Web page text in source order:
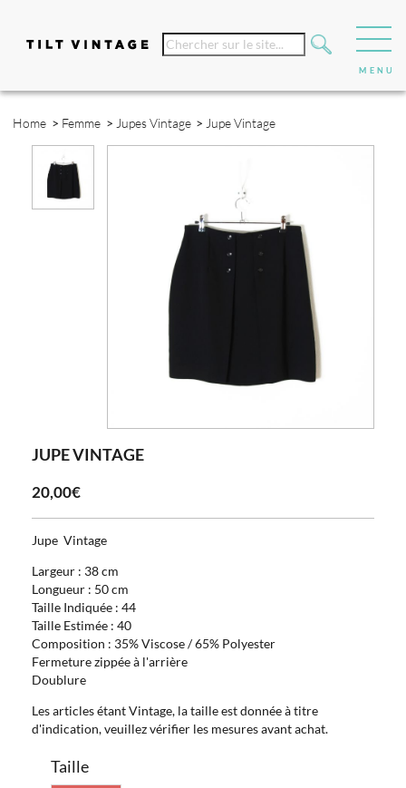
Home > Femme > Jupes Vintage > Jupe Vintage
JUPE VINTAGE
20,00€
Jupe Vintage
Largeur : 38 cm
Longueur : 50 cm
Taille Indiquée : 44
Taille Estimée : 40
Composition : 35% Viscose / 65% Polyester
Fermeture zippée à l'arrière
Doublure
Les articles étant Vintage, la taille est donnée à titre
d'indication, veuillez vérifier les mesures avant achat.
Taille